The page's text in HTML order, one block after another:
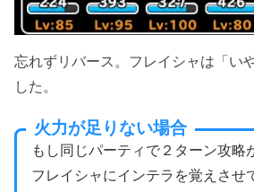
忘れずリバース。フレイシャは「い
した。
火力が足りない場合
もし同じパーティで２ターン攻略
フレイシャにインテラを覚えさせ